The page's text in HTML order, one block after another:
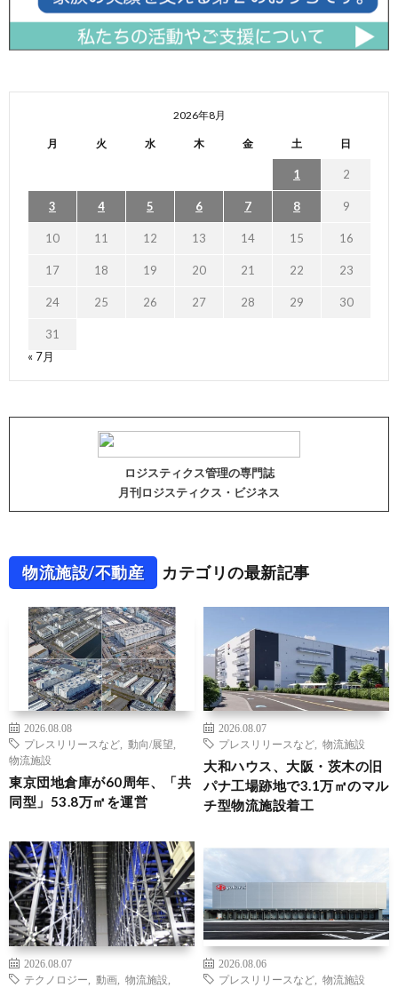
2026年8月
月 火 水 木 金 土 日
1 2
3 4 5 6 7 8 9
10 11 12 13 14 15 16
17 18 19 20 21 22 23
24 25 26 27 28 29 30
31
« 7月
ロジスティクス管理の専門誌
月刊ロジスティクス・ビジネス
物流施設/不動産 カテゴリの最新記事
2026.08.08
プレスリリースなど
動向/展望
物流施設
東京団地倉庫が60周年、「共
同型」53.8万㎡を運営
2026.08.07
プレスリリースなど
物流施設
大和ハウス、大阪・茨木の旧
パナ工場跡地で3.1万㎡のマル
チ型物流施設着工
2026.08.07
テクノロジー
動画 物流施設
2026.08.06
プレスリリースなど
物流施設